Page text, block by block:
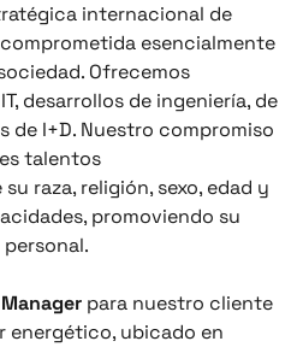
internacional de
esencialmente
Ofrecemos
desarrollos de ingeniería, de
I+D. Nuestro compromiso
talentos
raza, religión, sexo, edad y
promoviendo su
para nuestro cliente
energético, ubicado en